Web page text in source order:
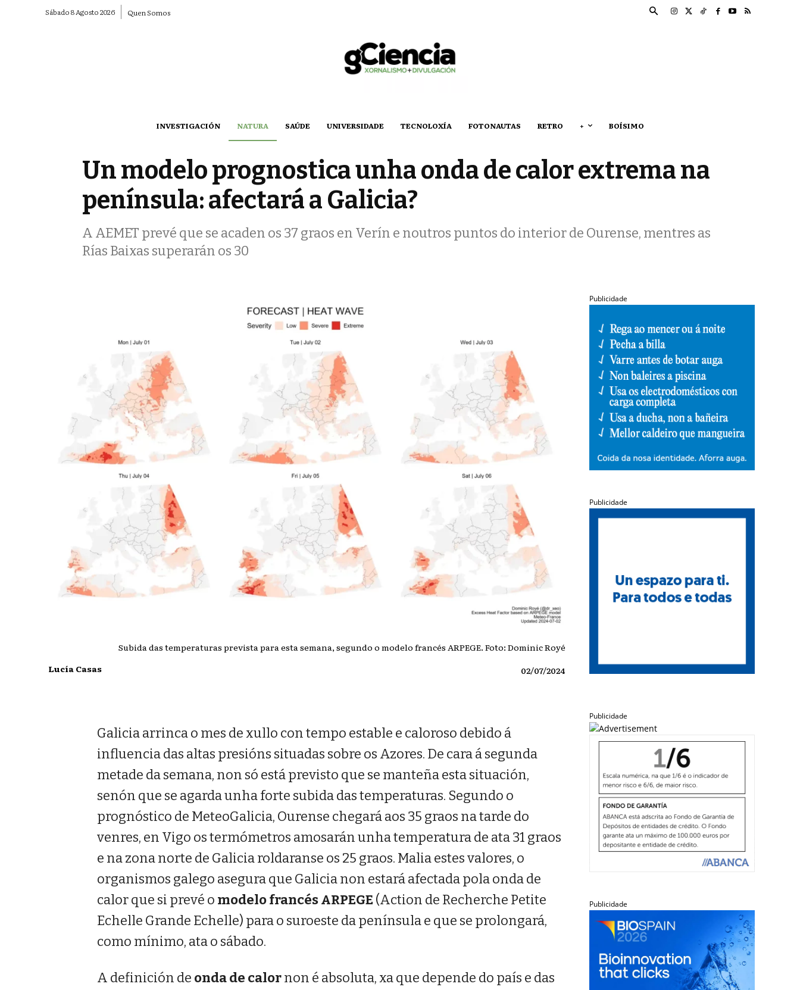
Sábado 8 Agosto 2026 Quen Somos
INVESTIGACIÓN NATURA SAÚDE UNIVERSIDADE TECNOLOXÍA FOTONAUTAS RETRO + BOÍSIMO
Un modelo prognostica unha onda de calor extrema na
península: afectará a Galicia?
A AEMET prevé que se acaden os 37 graos en Verín e noutros puntos do interior de Ourense, mentres as
Rías Baixas superarán os 30
Subida das temperaturas prevista para esta semana, segundo o modelo francés ARPEGE. Foto: Dominic Royé
Lucía Casas
02/07/2024
Galicia arrinca o mes de xullo con tempo estable e caloroso debido á
influencia das altas presións situadas sobre os Azores. De cara á segunda
metade da semana, non só está previsto que se manteña esta situación,
senón que se agarda unha forte subida das temperaturas. Segundo o
prognóstico de MeteoGalicia, Ourense chegará aos 35 graos na tarde do
venres, en Vigo os termómetros amosarán unha temperatura de ata 31 graos
e na zona norte de Galicia roldaranse os 25 graos. Malia estes valores, o
organismos galego asegura que Galicia non estará afectada pola onda de
calor que si prevé o modelo francés ARPEGE (Action de Recherche Petite
Echelle Grande Echelle) para o suroeste da península e que se prolongará,
como mínimo, ata o sábado.
A definición de onda de calornon é absoluta, xa que depende do país e das
Publicidade
Publicidade
Publicidade
Publicidade